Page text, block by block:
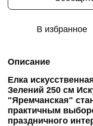
В избранное
Описание
Елка
Зелений 250 см
"Яремчанская"
практичным
праздничного